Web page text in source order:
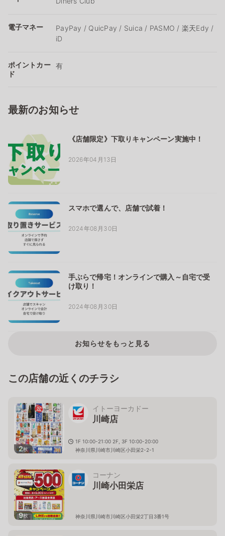
電子マネー
PayPay / QuicPay / Suica / PASMO / 楽天Edy /
iD
ポイントカー
ド
有
最新のお知らせ
《店舗限定》下取りキャンペーン実施中！
2026年04月13日
スマホで選んで、店舗で試着！
2024年08月30日
手ぶらで帰宅！オンラインで購入～自宅で受
け取り！
2024年08月30日
お知らせをもっと見る
この店舗の近くのチラシ
2枚
イトーヨーカドー
川崎店
1F 10:00-21:00 2F, 3F 10:00-20:00
神奈川県川崎市川崎区小田栄2-2-1
9枚
コーナン
川崎小田栄店
神奈川県川崎市川崎区小田栄2丁目3番1号